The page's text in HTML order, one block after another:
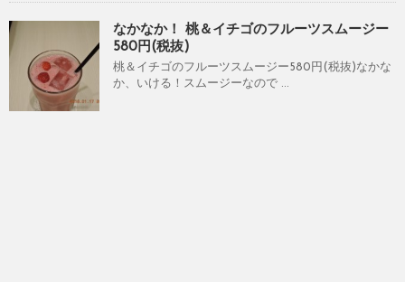
なかなか！ 桃＆イチゴのフルーツスムージー
580円(税抜)
桃＆イチゴのフルーツスムージー580円(税抜)なかな
か、いける！スムージーなので ...